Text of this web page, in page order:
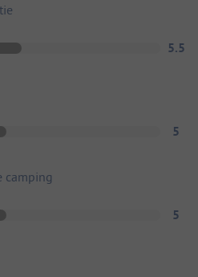
5.5
5
camping
5